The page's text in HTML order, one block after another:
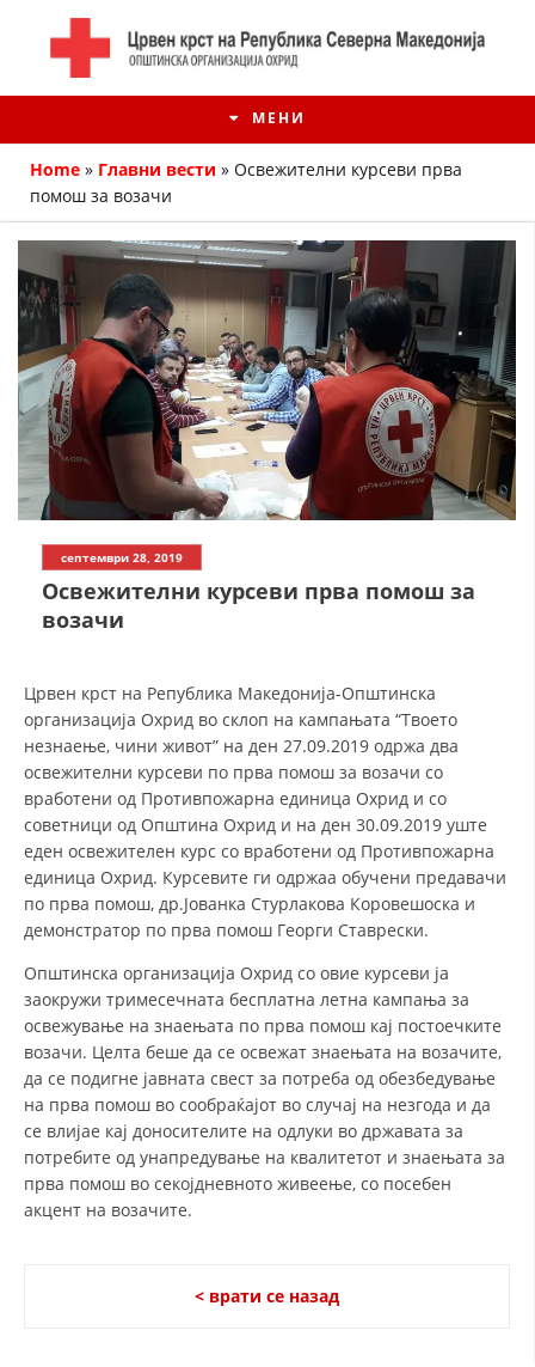
МЕНИ
ИСТОРИЈАТ НА ЦКРМ
ИСТОРИЈАТ НА ДВИЖЕЊЕТО
СТРУКТУРА НА ОРГАНИЗАЦИЈАТА
КОНТАКТ ИНФОРМАЦИИ
СТАТУТ НА ЦКРМ
ОРГАНИЗАЦИЈА И РАЗВОЈ
РАКОВОДЕН ОДБОР
СТРУКТУРА И ОРГАНИЗАЦИОНА ПОСТАВЕНОСТ
ДИСЕМИНАЦИЈА
ПРОМОЦИЈА НА ХУМАНИ ВРЕДНОСТИ
Home » Главни вести » Освежителни курсеви прва
помош за возачи
септември 28, 2019
Освежителни курсеви прва помош за
возачи
Црвен крст на Република Македонија-Општинска
организација Охрид во склоп на кампањата “Твоето
незнаење, чини живот” на ден 27.09.2019 одржа два
освежителни курсеви по прва помош за возачи со
вработени од Противпожарна единица Охрид и со
советници од Општина Охрид и на ден 30.09.2019 уште
еден освежителен курс со вработени од Противпожарна
единица Охрид. Курсевите ги одржаа обучени предавачи
по прва помош, др.Јованка Стурлакова Коровешоска и
демонстратор по прва помош Георги Ставрески.
Општинска организација Охрид со овие курсеви ја
заокружи тримесечната бесплатна летна кампања за
освежување на знаењата по прва помош кај постоечките
возачи. Целта беше да се освежат знаењата на возачите,
да се подигне јавната свест за потреба од обезбедување
на прва помош во сообраќајот во случај на незгода и да
се влијае кај доносителите на одлуки во државата за
потребите од унапредување на квалитетот и знаењата за
прва помош во секојдневното живеење, со посебен
акцент на возачите.
< врати се назад